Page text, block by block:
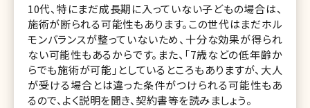
10代、特にまだ成長期に入っていない子どもの場合は、
施術が断られる可能性もあります。この世代はまだホル
モンバランスが整っていないため、十分な効果が得られ
ない可能性もあるからです。また、「7歳などの低年齢か
らでも施術が可能」としているところもありますが、大人
が受ける場合とは違った条件がつけられる可能性もあ
るので、よく説明を聞き、契約書等を読みましょう。